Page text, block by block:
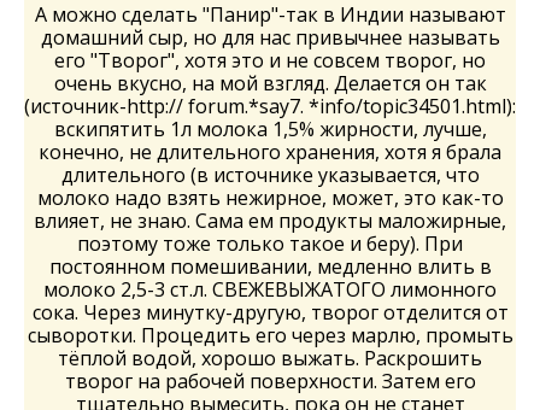
А можно сделать "Панир"-так в Индии называют
домашний сыр, но для нас привычнее называть
его "Творог", хотя это и не совсем творог, но
очень вкусно, на мой взгляд. Делается он так
(источник-http:// forum.*say7. *info/topic34501.html):
вскипятить 1л молока 1,5% жирности, лучше,
конечно, не длительного хранения, хотя я брала
длительного (в источнике указывается, что
молоко надо взять нежирное, может, это как-то
влияет, не знаю. Сама ем продукты маложирные,
поэтому тоже только такое и беру). При
постоянном помешивании, медленно влить в
молоко 2,5-3 ст.л. СВЕЖЕВЫЖАТОГО лимонного
сока. Через минутку-другую, творог отделится от
сыворотки. Процедить его через марлю, промыть
тёплой водой, хорошо выжать. Раскрошить
творог на рабочей поверхности. Затем его
тщательно вымесить, пока он не станет